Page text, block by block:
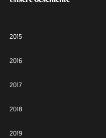
2015
2016
2017
2018
2019